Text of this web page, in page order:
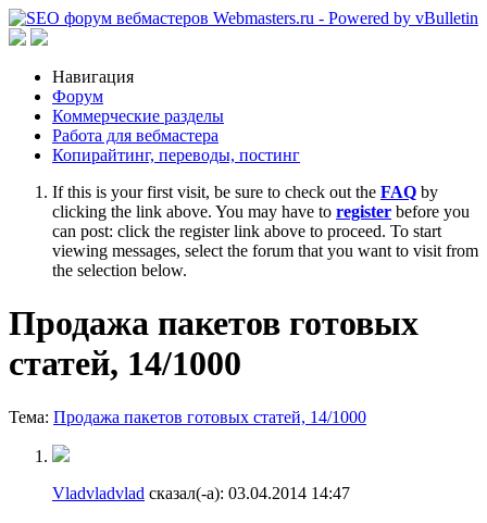
Навигация
Форум
Коммерческие разделы
Работа для вебмастера
Копирайтинг, переводы, постинг
If this is your first visit, be sure to check out the FAQ by
clicking the link above. You may have to register before you
can post: click the register link above to proceed. To start
viewing messages, select the forum that you want to visit from
the selection below.
Продажа пакетов готовых
статей, 14/1000
Тема: Продажа пакетов готовых статей, 14/1000
Vladvladvlad сказал(-а): 03.04.2014 14:47